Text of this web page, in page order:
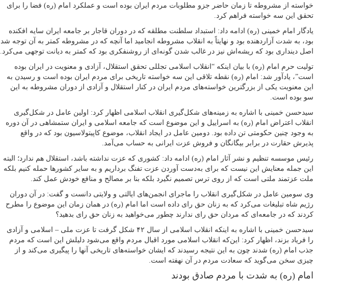
خواسته از مشروطه تا زمان حاضر جزو مطلوبات مردم ایران بوده است و عملکرد امام (ره) فضا را برای
تحقق این سه خواسته فراهم کرد.
یادگار امام خمینی (ره) ادامه داد: استبداد سلطنت مطلقه که در دوران قاجار بر جامعه ایران سایه افکنده
بود، به شدت آزاردهنده بود و نهایتاً به انقلاب مشروطه انجامید اما آنچه که در مشروطه کمتر به آن توجه شد
اصل دینداری بود که ریشه‌اش نیز در غالب شدن گونه‌ای از روشنفکری بود که کمتر به دیانت توجهی می‌کرد.
تولیت حرم امام (ره) با بیان اینکه “انقلاب اسلامی تجللی تحقق استقلال، آزادی و معنویت در ایران بوده
است”، یادآور شد: امام (ره) نقطه تلاقی این سه خواسته تاریخی برای مردم ایران بوده است و رسیدن به
این معنویت یکی از بزرگترین خواسته‌های مردم ایران در کنار استقلال و آزادی از دوران مشروطه به این
سو بوده است.
سیدحسن خمینی با اشاره به زمینه‌های شکل‌گیری انقلاب اسلامی اظهار کرد: اولین عامل در شکل‌گیری
انقلاب اعتراض امام (ره) به اسراییل و این موضوع است که جامعه اسلامی و ایران ستمشاهی در آن دوره
به وجود چنین حکومتی تن داده بود. دومین عامل در ایجاد انقلاب، موضوع کاپیتولاسیون بود که در واقع
پذیرش حقارت در برابر بیگانگان و فروش عزت ایرانی به حساب می‌آمد.
رئیس موسسه تنظیم و نشر آثار امام (ره) ادامه داد: کشوری که عزت نداشته باشد، استقلال هم ندارد؛ البته
این جمله معنایش این نیست که برای به‌دست آوردن عزت تفنگ برداریم و به سایر کشورها حمله کنیم بلکه
ملت عزتمند ملتی است که از روی ترس تصمیم نگیرد بلکه بنا بر مصالح و منافع خودش عمل کند.
وی سومین عامل در شکل‌گیری انقلاب را ماجرای انجمن‌های ایالتی و ولایتی دانست و گفت: در آن دوران
رژیم شاه تبلیغات می‌کرد که به زنان حق رای داده است اما امام (ره) در همان زمان این موضوع را مطرح
کردند که در جامعه‌ای که مردان حق رای ندارند چطور می‌خواهید به زنان حق رای بدهید؟‌
سیدحسن خمینی با اشاره به اینکه انقلاب اسلامی از سال ۴۲ شکل گرفت تا عزت ملی – اسلامی و آزادی
را فریاد بزند، اظهار کرد: این‌که انقلاب اسلامی مورد اقبال مردم واقع می‌شود دلیلش این است که مردم
جذب امام (ره) شدند چون به این نتیجه رسیدند که ایشان خواسته‌های تاریخی آنها را پیگیری می‌کند و از
چیزی سخن می‌گوید که سعادت مردم در آن نهفته است.
امام (ره) به شدت با مردم صادق بودند